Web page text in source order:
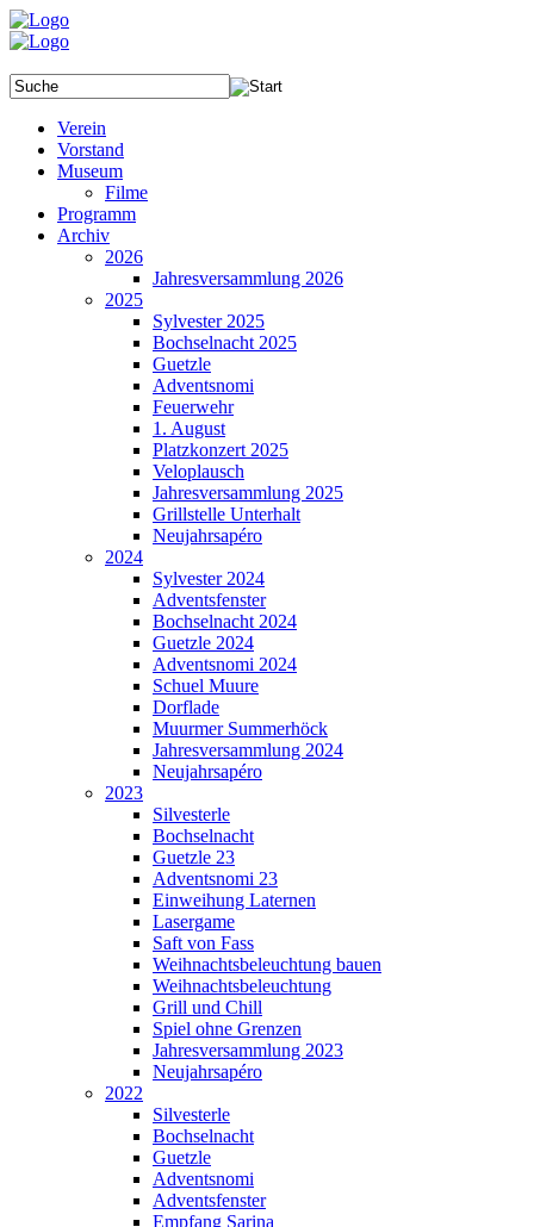
Verein
Vorstand
Museum
Filme
Programm
Archiv
2026
Jahresversammlung 2026
2025
Sylvester 2025
Bochselnacht 2025
Guetzle
Adventsnomi
Feuerwehr
1. August
Platzkonzert 2025
Veloplausch
Jahresversammlung 2025
Grillstelle Unterhalt
Neujahrsapéro
2024
Sylvester 2024
Adventsfenster
Bochselnacht 2024
Guetzle 2024
Adventsnomi 2024
Schuel Muure
Dorflade
Muurmer Summerhöck
Jahresversammlung 2024
Neujahrsapéro
2023
Silvesterle
Bochselnacht
Guetzle 23
Adventsnomi 23
Einweihung Laternen
Lasergame
Saft von Fass
Weihnachtsbeleuchtung bauen
Weihnachtsbeleuchtung
Grill und Chill
Spiel ohne Grenzen
Jahresversammlung 2023
Neujahrsapéro
2022
Silvesterle
Bochselnacht
Guetzle
Adventsnomi
Adventsfenster
Empfang Sarina